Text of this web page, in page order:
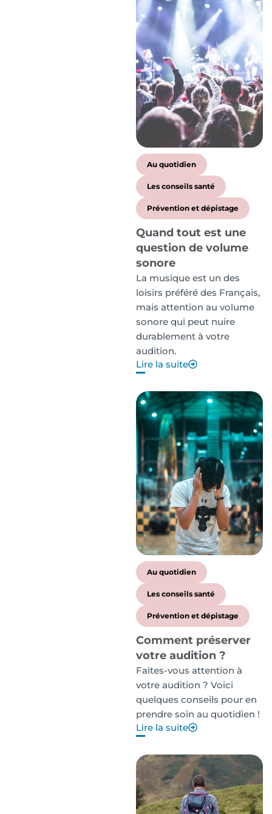
Au quotidien
Les conseils santé
Prévention et dépistage
Quand tout est une
question de volume
sonore
La musique est un des
loisirs préféré des Français,
mais attention au volume
sonore qui peut nuire
durablement à votre
audition.
Lire la suite
Au quotidien
Les conseils santé
Prévention et dépistage
Comment préserver
votre audition ?
Faites-vous attention à
votre audition ? Voici
quelques conseils pour en
prendre soin au quotidien !
Lire la suite